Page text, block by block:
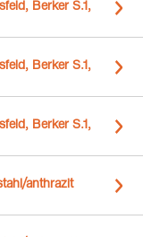
Berker S.1,
Berker S.1,
Berker S.1,
anthrazit